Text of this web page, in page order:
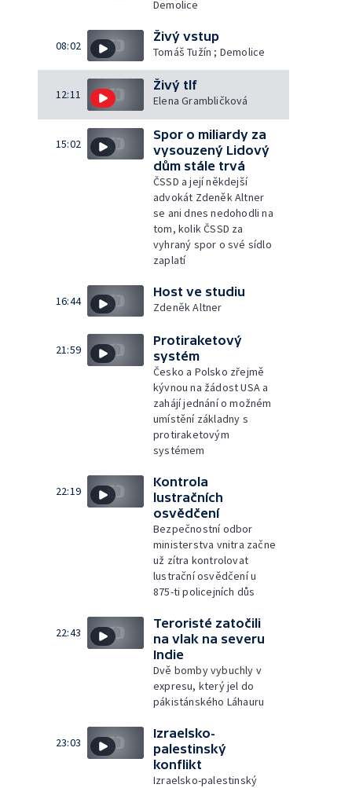
Demolice
08:02
Živý vstup
Tomáš Tužín ; Demolice
12:11
Živý tlf
Elena Grambličková
15:02
Spor o miliardy za
vysouzený Lidový
dům stále trvá
ČSSD a její někdejší
advokát Zdeněk Altner
se ani dnes nedohodli na
tom, kolik ČSSD za
vyhraný spor o své sídlo
zaplatí
16:44
Host ve studiu
Zdeněk Altner
21:59
Protiraketový
systém
Česko a Polsko zřejmě
kývnou na žádost USA a
zahájí jednání o možném
umístění základny s
protiraketovým
systémem
22:19
Kontrola
lustračních
osvědčení
Bezpečnostní odbor
ministerstva vnitra začne
už zítra kontrolovat
lustrační osvědčení u
875-ti policejních důs
22:43
Teroristé zatočili
na vlak na severu
Indie
Dvě bomby vybuchly v
expresu, který jel do
pákistánského Láhauru
23:03
Izraelsko-
palestinský
konflikt
Izraelsko-palestinský